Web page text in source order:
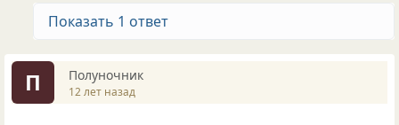
Показать 1 ответ
П Полyночник
12 лет назад